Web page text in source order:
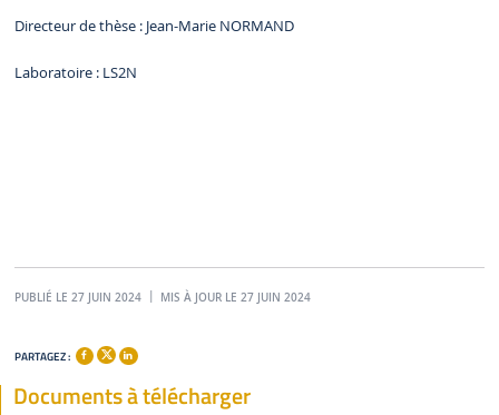
Directeur de thèse : Jean-Marie NORMAND
Laboratoire : LS2N
PUBLIÉ LE 27 JUIN 2024 MIS À JOUR LE 27 JUIN 2024
PARTAGEZ :
Documents à télécharger